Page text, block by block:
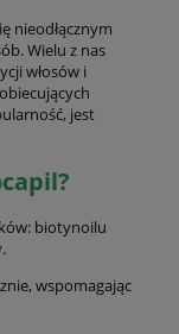
nieodłącznym
Wielu z nas
włosów i
jest
biotynoilu
wspomagając